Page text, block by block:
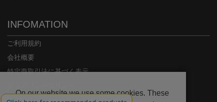
INFOMATION
ご利用規約
会社概要
特定商取引法に基づく表示
On our website we use some cookies. These